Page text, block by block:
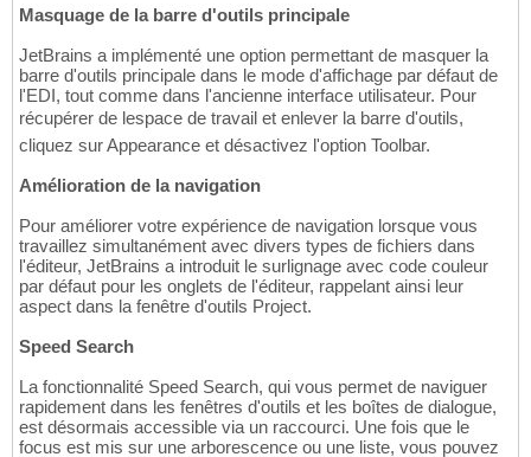
Masquage de la barre d'outils principale
JetBrains a implémenté une option permettant de masquer la
barre d'outils principale dans le mode d'affichage par défaut de
l'EDI, tout comme dans l'ancienne interface utilisateur. Pour
récupérer de lespace de travail et enlever la barre d'outils,
cliquez sur Appearance et désactivez l'option Toolbar.
Amélioration de la navigation
Pour améliorer votre expérience de navigation lorsque vous
travaillez simultanément avec divers types de fichiers dans
l'éditeur, JetBrains a introduit le surlignage avec code couleur
par défaut pour les onglets de l'éditeur, rappelant ainsi leur
aspect dans la fenêtre d'outils Project.
Speed Search
La fonctionnalité Speed Search, qui vous permet de naviguer
rapidement dans les fenêtres d'outils et les boîtes de dialogue,
est désormais accessible via un raccourci. Une fois que le
focus est mis sur une arborescence ou une liste, vous pouvez